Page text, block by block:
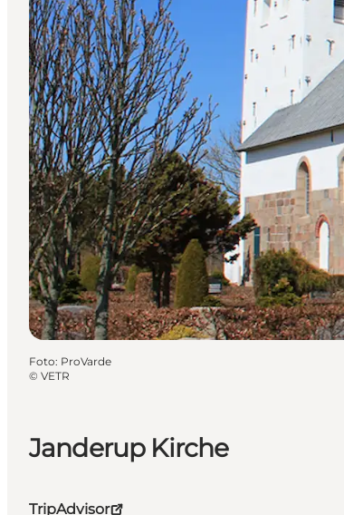
Janderup Kirche
TripAdvisor
Foto: ProVarde
© VETR